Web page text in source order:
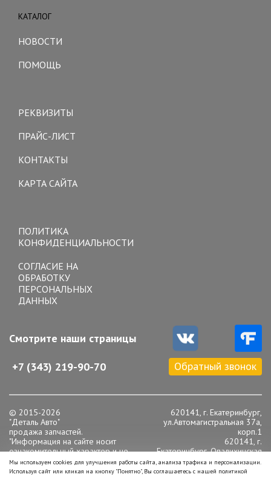
КАТАЛОГ
НОВОСТИ
ПОМОЩЬ
РЕКВИЗИТЫ
ПРАЙС-ЛИСТ
КОНТАКТЫ
КАРТА САЙТА
ПОЛИТИКА
КОНФИДЕНЦИАЛЬНОСТИ
СОГЛАСИЕ НА
ОБРАБОТКУ
ПЕРСОНАЛЬНЫХ
ДАННЫХ
Смотрите наши страницы
+7 (343) 219-90-70 Обратный звонок
© 2015-2026
"Деталь Авто"
продажа запчастей.
"Информация на сайте носит
ознакомительный характер и не
является публичной офертой,
определяемой положениями статьи
620141, г. Екатеринбург,
ул.Автомагистральная 37а,
корп.1
620141, г.
Екатеринбург, Опалихинская
16
Телефон: +7 (343) 219-90-
Мы используем cookies для улучшения работы сайта, анализа трафика и персонализации.
Используя сайт или кликая на кнопку "Понятно", Вы соглашаетесь с нашей политикой